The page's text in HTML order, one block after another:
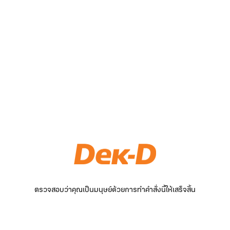
ตรวจสอบว่าคุณเป็นมนุษย์ด้วยการทำคำสั่งนี้ให้เสร็จสิ้น